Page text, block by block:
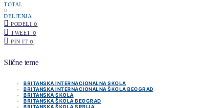
TOTAL
0
DELJENJA
PODELI 0
TWEET 0
PIN IT 0
Slične teme
BRITANSKA INTERNACIONALNA SKOLA
BRITANSKA INTERNACIONALNA ŠKOLA BEOGRAD
BRITANSKA SKOLA
BRITANSKA ŠKOLA BEOGRAD
BRITANSKA ŠKOLA SRBIJA